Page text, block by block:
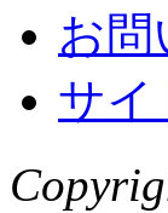
お問
サイ